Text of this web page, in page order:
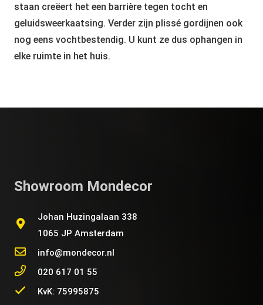
staan creëert het een barrière tegen tocht en
geluidsweerkaatsing. Verder zijn plissé gordijnen ook
nog eens vochtbestendig. U kunt ze dus ophangen in
elke ruimte in het huis.
Showroom Mondecor
Johan Huzingalaan 338
1065 JP Amsterdam
info@mondecor.nl
020 617 01 55
KvK: 75995875